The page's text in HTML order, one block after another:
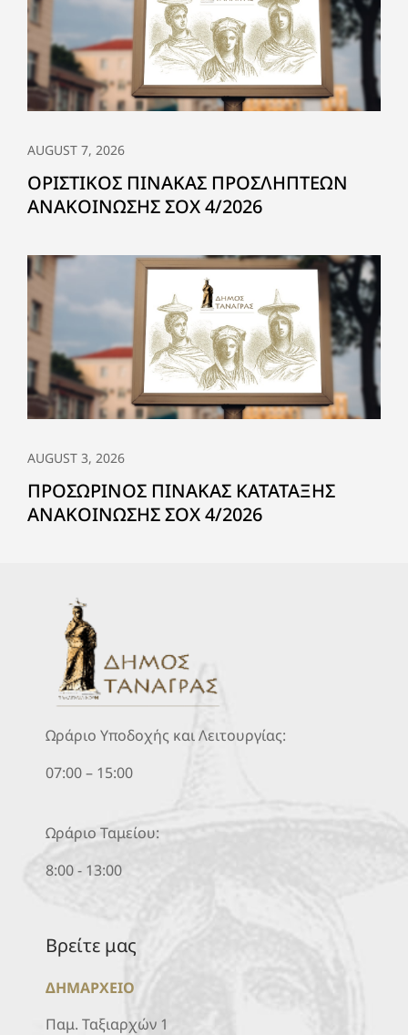
AUGUST 7, 2026
ΟΡΙΣΤΙΚΟΣ ΠΙΝΑΚΑΣ ΠΡΟΣΛΗΠΤΕΩΝ
ΑΝΑΚΟΙΝΩΣΗΣ ΣΟΧ 4/2026
AUGUST 3, 2026
ΠΡΟΣΩΡΙΝΟΣ ΠΙΝΑΚΑΣ ΚΑΤΑΤΑΞΗΣ
ΑΝΑΚΟΙΝΩΣΗΣ ΣΟΧ 4/2026
Ωράριο Υποδοχής και Λειτουργίας:
07:00 – 15:00
Ωράριο Ταμείου:
8:00 - 13:00
Βρείτε μας
ΔΗΜΑΡΧΕΙΟ
Παμ. Ταξιαρχών 1